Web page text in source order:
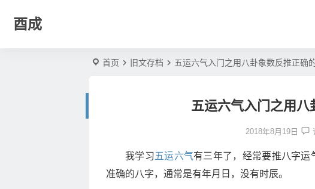
酉成
首页 旧文存档 五运六气入门之用八卦象数反推正确
五运六气入门之用
2018年8月19日
我学习五运六气有三年了，经常要推八字运
准确的八字，通常是有年月日，没有时辰。